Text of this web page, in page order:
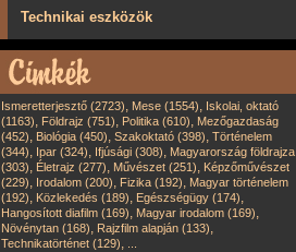
Technikai eszközök
Ismeretterjesztő (2723), Mese (1554), Iskolai, oktató
(1163), Földrajz (751), Politika (610), Mezőgazdaság
(452), Biológia (450), Szakoktató (398), Történelem
(344), Ipar (324), Ifjúsági (308), Magyarország földrajza
(303), Életrajz (277), Művészet (251), Képzőművészet
(229), Irodalom (200), Fizika (192), Magyar történelem
(192), Közlekedés (189), Egészségügy (174),
Hangosított diafilm (169), Magyar irodalom (169),
Növénytan (168), Rajzfilm alapján (133),
Technikatörténet (129),